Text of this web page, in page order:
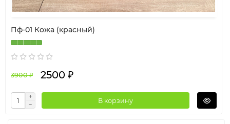
Пф-01 Кожа (красный)
3900 ₽ 2500 ₽
В корзину